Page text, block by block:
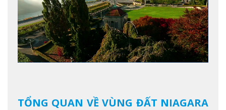
TỔNG QUAN VỀ VÙNG ĐẤT NIAGARA